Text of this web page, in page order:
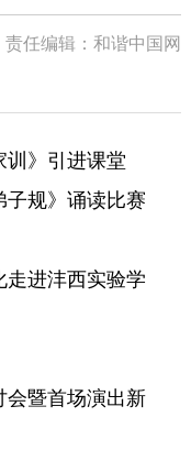
责任编辑：和谐中国网
训》引进课堂
子规》诵读比赛
走进沣西实验学
会暨首场演出新